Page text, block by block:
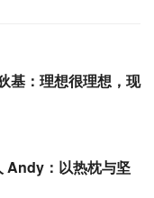
基：理想很理想，现
Andy：以热枕与坚